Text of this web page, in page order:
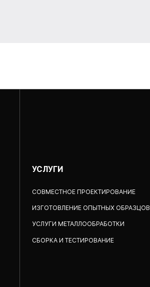
УСЛУГИ
СОВМЕСТНОЕ ПРОЕКТИРОВАНИЕ
ИЗГОТОВЛЕНИЕ ОПЫТНЫХ ОБРАЗЦОВ
УСЛУГИ МЕТАЛЛООБРАБОТКИ
CБОРКА И ТЕСТИРОВАНИЕ